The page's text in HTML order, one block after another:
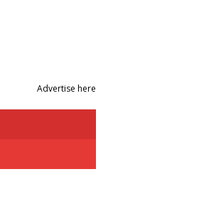
Advertise here